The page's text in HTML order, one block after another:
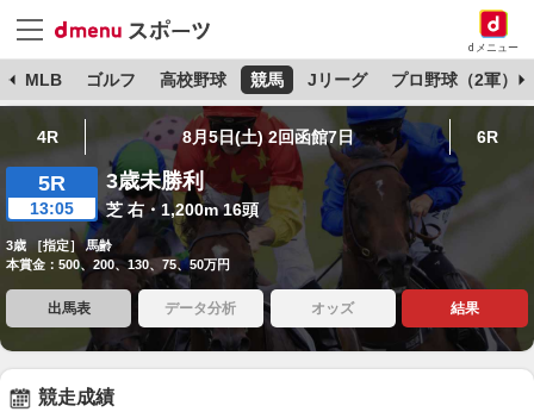
dメニュー
MLB ゴルフ 高校野球 競馬 Jリーグ プロ野球（2軍）
4R 8月5日(土) 2回函館7日 6R
5R
13:05
3歳未勝利
芝 右・1,200m 16頭
3歳 ［指定］ 馬齢
本賞金：500、200、130、75、50万円
出馬表 データ分析 オッズ 結果
競走成績